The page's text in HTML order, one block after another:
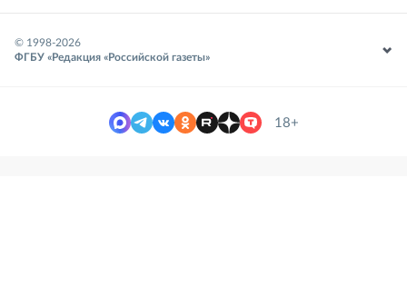
© 1998-2026
ФГБУ «Редакция «Российской газеты»
18+